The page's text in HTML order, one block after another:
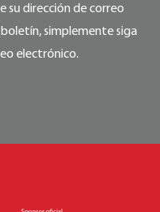
su dirección de correo
simplemente siga
electrónico.